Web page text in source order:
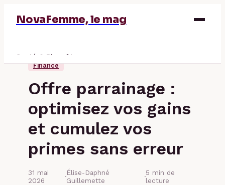
NovaFemme, le mag
Santé & Bien-être
Éducation & Emploi
Finance
Finance
Offre parrainage :
optimisez vos gains
et cumulez vos
primes sans erreur
31 mai
2026
·Élise-Daphné
Guillemette
·5 min de
lecture